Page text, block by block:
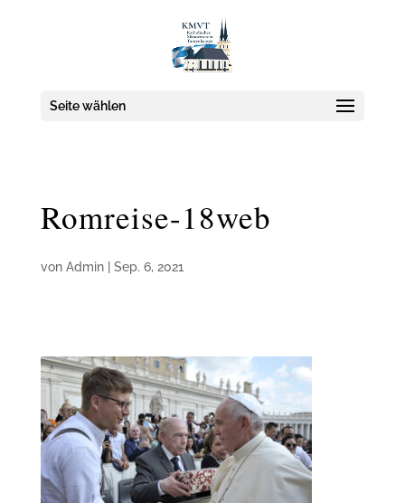
Seite wählen
Romreise-18web
von Admin| Sep. 6, 2021